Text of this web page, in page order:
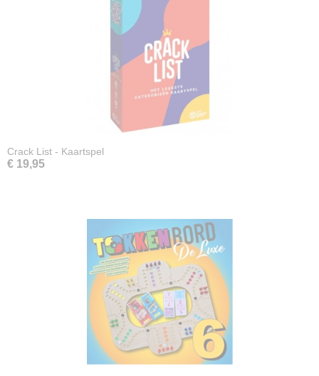
Crack List - Kaartspel
€ 19,95